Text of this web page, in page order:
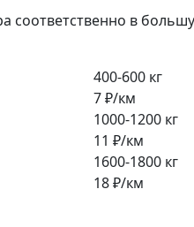
соответственно в
400-600 кг
7 ₽/км
1000-1200 кг
11 ₽/км
1600-1800 кг
18 ₽/км